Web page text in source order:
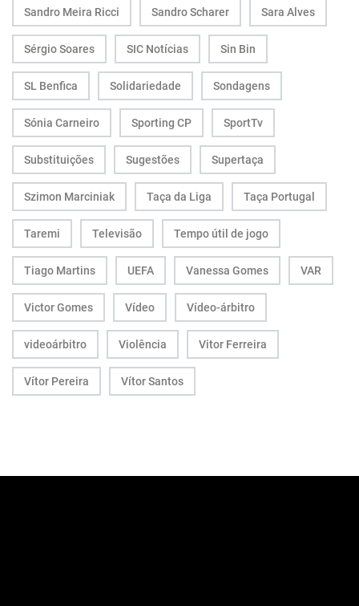
Sandro Meira Ricci Sandro Scharer Sara Alves
Sérgio Soares SIC Notícias Sin Bin
SL Benfica Solidariedade Sondagens
Sónia Carneiro Sporting CP SportTv
Substituições Sugestões Supertaça
Szimon Marciniak Taça da Liga Taça Portugal
Taremi Televisão Tempo útil de jogo
Tiago Martins UEFA Vanessa Gomes VAR
Victor Gomes Vídeo Vídeo-árbitro
videoárbitro Violência Vitor Ferreira
Vítor Pereira Vítor Santos